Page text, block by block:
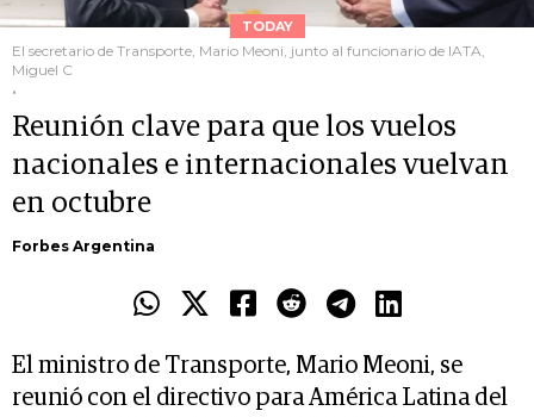
TODAY
El secretario de Transporte, Mario Meoni, junto al funcionario de IATA,
Miguel C
.
Reunión clave para que los vuelos
nacionales e internacionales vuelvan
en octubre
Forbes Argentina
El ministro de Transporte, Mario Meoni, se
reunió con el directivo para América Latina del